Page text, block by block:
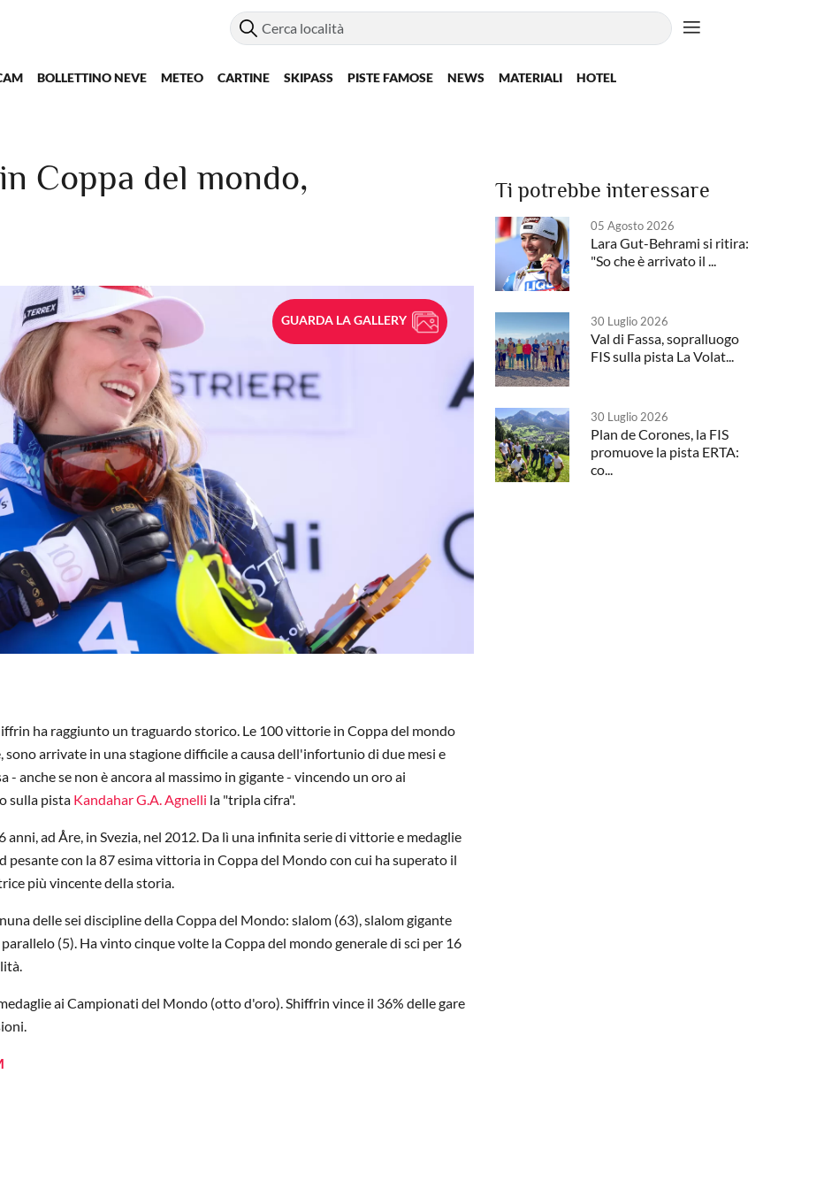
BOLLETTINO NEVE METEO CARTINE SKIPASS PISTE FAMOSE NEWS MATERIALI HOTEL
Coppa del mondo,
GUARDA LA GALLERY
ha raggiunto un traguardo storico. Le 100 vittorie in Coppa del mondo
sono arrivate in una stagione difficile a causa dell'infortunio di due mesi e
anche se non è ancora al massimo in gigante - vincendo un oro ai
sulla pista Kandahar G.A. Agnelli la "tripla cifra".
ad Åre, in Svezia, nel 2012. Da lì una infinita serie di vittorie e medaglie
con la 87 esima vittoria in Coppa del Mondo con cui ha superato il
più vincente della storia.
delle sei discipline della Coppa del Mondo: slalom (63), slalom gigante
(5). Ha vinto cinque volte la Coppa del mondo generale di sci per 16
ai Campionati del Mondo (otto d'oro). Shiffrin vince il 36% delle gare
Ti potrebbe interessare
05 Agosto 2026
Lara Gut-Behrami si ritira:
"So che è arrivato il ...
30 Luglio 2026
Val di Fassa, sopralluogo
FIS sulla pista La Volat...
30 Luglio 2026
Plan de Corones, la FIS
promuove la pista ERTA:
co...